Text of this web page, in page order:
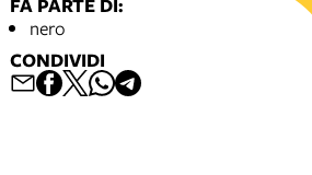
nero
CONDIVIDI